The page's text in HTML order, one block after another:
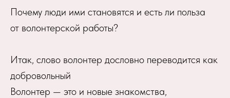
Почему люди ими становятся и есть ли польза
от волонтерской работы?
Итак, слово волонтер дословно переводится как
добровольный
Волонтер — это и новые знакомства,